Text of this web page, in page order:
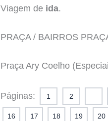
Viagem de ida.
PRAÇA / BAIRROS
Praça Ary Coelho
Páginas: 1 2
16 17 18 19 20